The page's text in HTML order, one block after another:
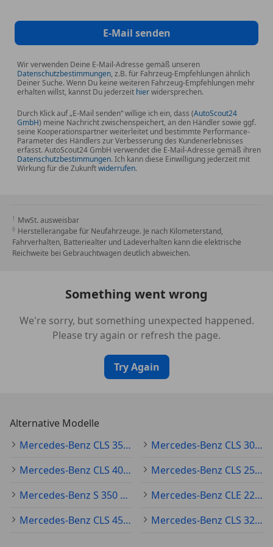
Anti-Blockier-System (ABS)
Armaturentafel Oberteil in Ledernachbildung
Beckenairbag vorn (Pelvisbag)
Brillenfach im Dachhimmel integriert
Design- und Ausstattungslinie Avantgarde
Elektron. Stabilitäts-Programm (ESP)
Fahrassistenz-System: Agility Select / Dynamic
Select (Fahrmodusschalter)
Fahrassistenz-System: aktiver Bremsassistent
(Müdigkeitserkennungs-Sensor)
Fahrassistenz-System: Berganfahrhilfe
Fahrassistenz-System: Geschwindigkeitslimit-
System Live Traffic
Fußmatten Velours
Getriebe Automatik - (9-Stufen)
Harnstofftank (AdBlue), vergrößert
Karosserie: 4-türig
Knieairbag Fahrerseite
Komfort-Fahrwerk tiefergelegt (Agility Control)
Kommunikationsmodul (LTE) Vorbereitung
Kopf-Airbag-System (Windowbag)
Kühlerjalousie, regelbar (Airpanel)
E-Mail senden
Wir verwenden Deine E-Mail-Adresse gemäß unseren
Datenschutzbestimmungen, z.B. für Fahrzeug-Empfehlungen ähnlich
Deiner Suche. Wenn Du keine weiteren Fahrzeug-Empfehlungen mehr
erhalten willst, kannst Du jederzeit hierwidersprechen.
Durch Klick auf „E-Mail senden“ willige ich ein, dass (AutoScout24
GmbH) meine Nachricht zwischenspeichert, an den Händler sowie ggf.
seine Kooperationspartner weiterleitet und bestimmte Performance-
Parameter des Händlers zur Verbesserung des Kundenerlebnisses
erfasst. AutoScout24 GmbH verwendet die E-Mail-Adresse gemäß ihren
Datenschutzbestimmungen. Ich kann diese Einwilligung jederzeit mit
Wirkung für die Zukunftwiderrufen.
MwSt. ausweisbar
Herstellerangabe für Neufahrzeuge. Je nach Kilometerstand,
Fahrverhalten, Batteriealter und Ladeverhalten kann die elektrische
Reichweite bei Gebrauchtwagen deutlich abweichen.
Something went wrong
We're sorry, but something unexpected happened.
Please try again or refresh the page.
Try Again
Alternative Modelle
Mercedes-Benz CLS 350 Gebraucht
Mercedes-Benz CLS 300 Gebraucht
Mercedes-Benz CLS 400 Gebraucht
Mercedes-Benz CLS 250 Gebraucht
Mercedes-Benz S 350 Gebraucht
Mercedes-Benz CLE 220 Gebraucht
Mercedes-Benz CLS 450 Gebraucht
Mercedes-Benz CLS 320 Gebraucht